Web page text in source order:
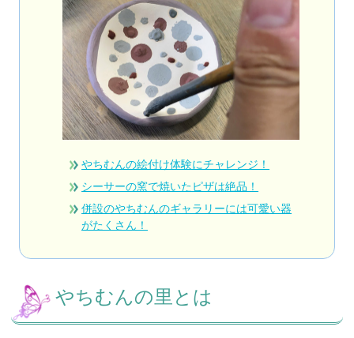
やちむんの絵付け体験にチャレンジ！
シーサーの窯で焼いたピザは絶品！
併設のやちむんのギャラリーには可愛い器
がたくさん！
やちむんの里とは